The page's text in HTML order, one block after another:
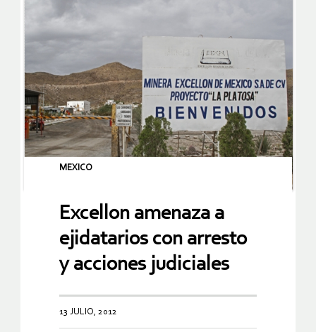
MEXICO
Excellon amenaza a
ejidatarios con arresto
y acciones judiciales
13 JULIO, 2012